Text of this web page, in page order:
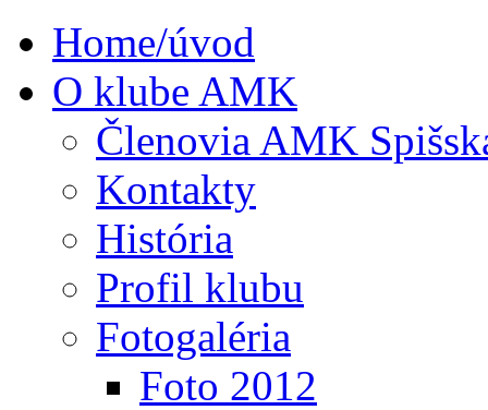
Home/úvod
O klube AMK
Členovia AMK
Kontakty
História
Profil klubu
Fotogaléria
Foto 2012